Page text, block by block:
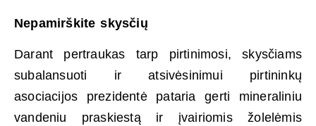
Nepamirškite skysčių
Darant pertraukas tarp pirtinimosi, skysčiams
subalansuoti ir atsivėsinimui pirtininkų
asociacijos prezidentė pataria gerti mineraliniu
vandeniu praskiestą ir įvairiomis žolelėmis